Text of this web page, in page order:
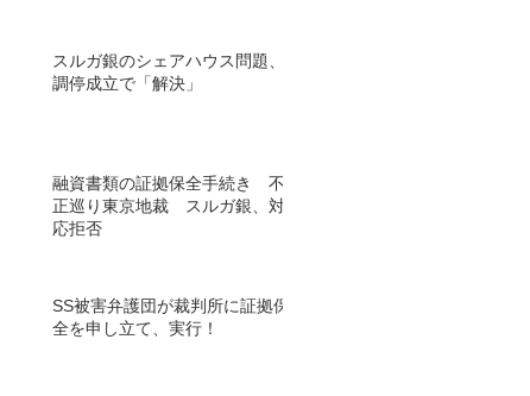
スルガ銀のシェアハウス問題、
調停成立で「解決」
融資書類の証拠保全手続き 不
正巡り東京地裁 スルガ銀、対
応拒否
SS被害弁護団が裁判所に証拠保
全を申し立て、実行！